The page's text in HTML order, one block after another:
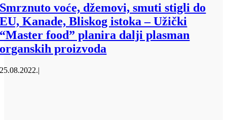
Smrznuto voće, džemovi, smuti stigli do
EU, Kanade, Bliskog istoka – Užički
“Master food” planira dalji plasman
organskih proizvoda
25.08.2022.|